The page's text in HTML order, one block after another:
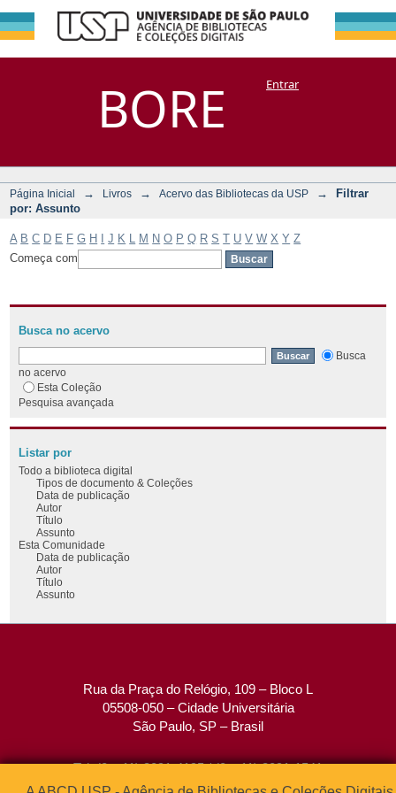
BORE
Filtrar por:
Assunto
DSpace/Manakin + CoriscoEntrar
Página Inicial → Livros → Acervo das Bibliotecas da USP →
Filtrar
por: Assunto
A B C D E F G H J K M N O P Q R S T U V W X Y Z
Começa com
Busca no acervo
Busca
no acervo
Esta Coleção
Pesquisa avançada
Listar por
Todo a biblioteca digital
Tipos de documento & Coleções
Data de publicação
Autor
Título
Assunto
Esta Comunidade
Data de publicação
Autor
Título
Assunto
Rua da Praça do Relógio, 109 – Bloco L
05508-050 – Cidade Universitária
São Paulo, SP – Brasil
Tel: (0xx11) 3091-4195 / (0xx11) 3091-1541
Fax: (0xx11) 3091-1567